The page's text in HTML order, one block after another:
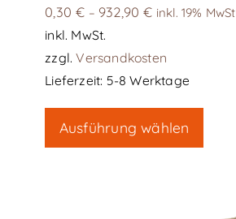
0,30€ – 932,90€ inkl. 19% MwSt
inkl. MwSt.
zzgl.Versandkosten
Lieferzeit: 5-8 Werktage
Ausführung wählen
weist